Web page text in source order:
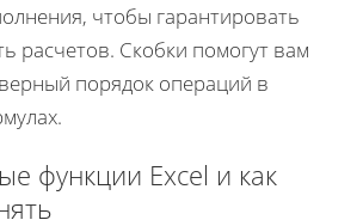
чтобы гарантировать
расчетов. Скобки помогут вам
порядок операций в
функции Excel и как